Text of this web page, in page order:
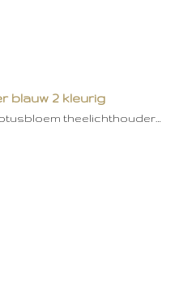
blauw 2 kleurig
theelichthouder…